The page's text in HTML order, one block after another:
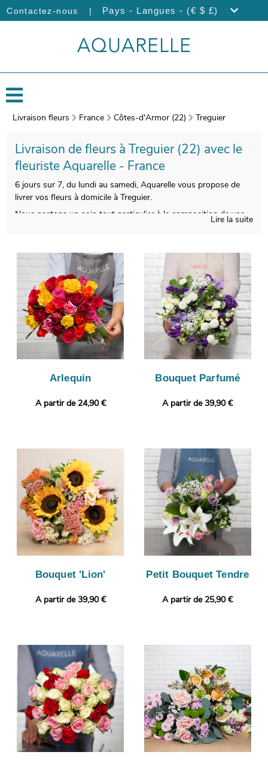
Contactez-nous | Pays - Langues - (€ $ £)
Livraison fleurs France Côtes-d'Armor (22) Treguier
Livraison de fleurs à Treguier (22) avec le
fleuriste Aquarelle - France
6 jours sur 7, du lundi au samedi, Aquarelle vous propose de
livrer vos fleurs à domicile à Treguier.
Nous portons un soin tout particulier à la composition de vos
envoi, votre bouquet sera photographié. Vous aurez ensuite la
possibilité de vous assurer que votre bouquet est bien
conforme, puisque nous vous enverrons cette photo. Puis, il
sera livré très rapidement à Treguier. Vous voulez joindre à
votre bouquet une touche plus personnelle ? Sans frais
supplémentaire, vous pourrez ajouter un message ou une
photo à votre commande.
Lire la suite
Arlequin
A partir de 24,90 €
Bouquet Parfumé
A partir de 39,90 €
Bouquet 'Lion'
A partir de 39,90 €
Petit Bouquet Tendre
A partir de 25,90 €